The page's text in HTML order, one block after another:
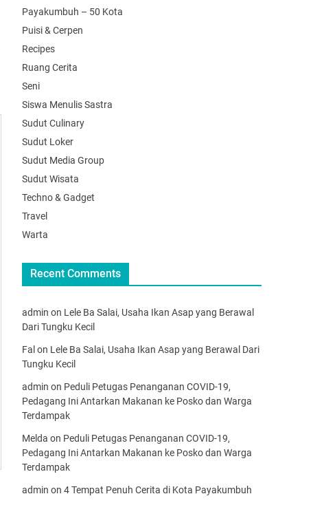
Payakumbuh – 50 Kota
Puisi & Cerpen
Recipes
Ruang Cerita
Seni
Siswa Menulis Sastra
Sudut Culinary
Sudut Loker
Sudut Media Group
Sudut Wisata
Techno & Gadget
Travel
Warta
Recent Comments
admin on Lele Ba Salai, Usaha Ikan Asap yang Berawal
Dari Tungku Kecil
Fal on Lele Ba Salai, Usaha Ikan Asap yang Berawal Dari
Tungku Kecil
admin on Peduli Petugas Penanganan COVID-19,
Pedagang Ini Antarkan Makanan ke Posko dan Warga
Terdampak
Melda on Peduli Petugas Penanganan COVID-19,
Pedagang Ini Antarkan Makanan ke Posko dan Warga
Terdampak
admin on 4 Tempat Penuh Cerita di Kota Payakumbuh